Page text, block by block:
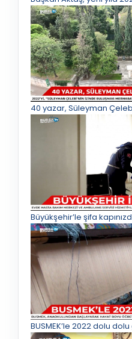
40 yazar, Süleyman
Büyükşehir’le şifa
BUSMEK’le 2022 dolu